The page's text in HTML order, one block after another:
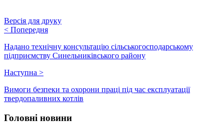
Версія для друку
< Попередня
Надано технічну консультацію сільськогосподарському
підприємству Синельниківського району
Наступна >
Вимоги безпеки та охорони праці під час експлуатації
твердопаливних котлів
Головні новини